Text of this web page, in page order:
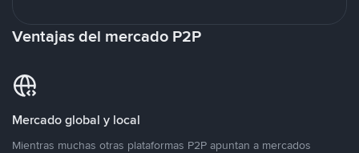
Ventajas del mercado P2P
Mercado global y local
Mientras muchas otras plataformas P2P apuntan a mercados